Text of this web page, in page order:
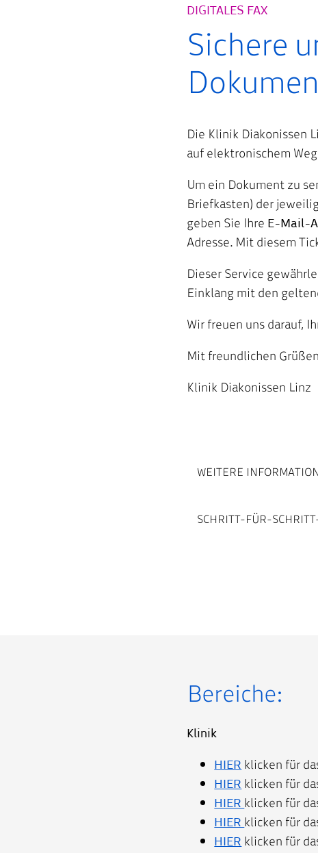
DIGITALES FAX
Sichere
Die Klinik Diakonissen
auf elektronischem
Um ein Dokument zu
Briefkasten) der
geben Sie Ihre E-Mail-
Adresse. Mit diesem
Dieser Service
Einklang mit den
Wir freuen uns darauf,
Mit freundlichen
Klinik Diakonissen Linz
WEITERE
SCHRITT-FÜR-
Bereiche:
Klinik
HIER klicken für
HIER klicken für
HIER klicken für
HIER klicken für
HIER klicken für